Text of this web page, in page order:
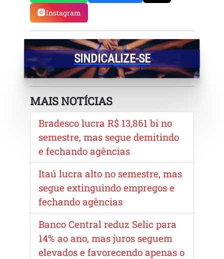
Instagram
SINDICALIZE-SE
MAIS NOTÍCIAS
Bradesco lucra R$ 13,861 bi no
semestre, mas segue demitindo
e fechando agências
Itaú lucra alto no semestre, mas
segue extinguindo empregos e
fechando agências
Banco Central reduz Selic para
14% ao ano, mas juros seguem
elevados e favorecendo apenas o